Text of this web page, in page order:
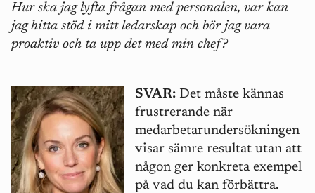
Hur ska jag lyfta frågan med personalen, var kan
jag hitta stöd i mitt ledarskap och bör jag vara
proaktiv och ta upp det med min chef?
SVAR: Det måste kännas
frustrerande när
medarbetarundersökningen
visar sämre resultat utan att
någon ger konkreta exempel
på vad du kan förbättra.